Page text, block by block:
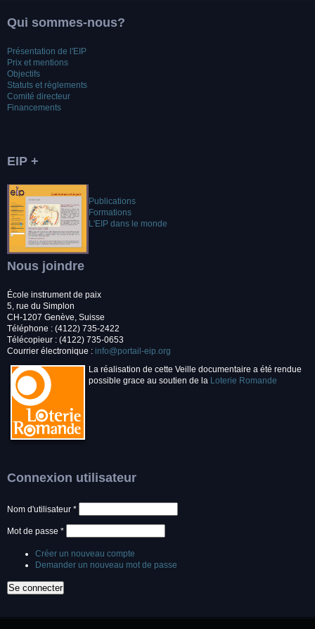
Qui sommes-nous?
Présentation de l'EIP
Prix et mentions
Objectifs
Statuts et règlements
Comité directeur
Financements
EIP +
Publications
Formations
L'EIP dans le monde
Nous joindre
École instrument de paix
5, rue du Simplon
CH-1207 Genève, Suisse
Téléphone : (4122) 735-2422
Télécopieur : (4122) 735-0653
Courrier électronique : info@portail-eip.org
La réalisation de cette Veille documentaire a été rendue
possible grace au soutien de la Loterie Romande
Connexion utilisateur
Nom d'utilisateur *
Mot de passe *
Créer un nouveau compte
Demander un nouveau mot de passe